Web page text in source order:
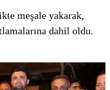
meşale yakarak,
dahil oldu.